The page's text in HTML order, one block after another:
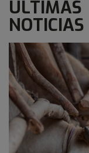
ÚLTIMAS
NOTICIAS